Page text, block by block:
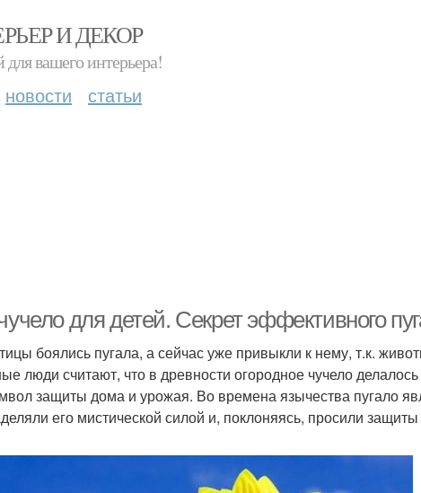
И ДЕКОР
для вашего интерьера!
новости статьи
для детей. Секрет эффективного
боялись пугала, а сейчас уже привыкли к нему, т.к.
люди считают, что в древности огородное чучело
защиты дома и урожая. Во времена язычества пугало
его мистической силой и, поклоняясь, просили